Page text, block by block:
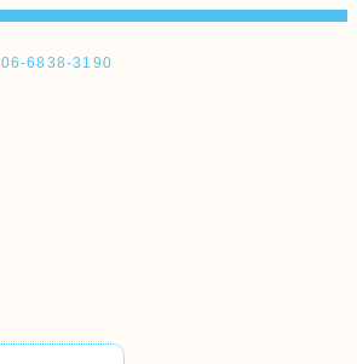
06-6838-3190